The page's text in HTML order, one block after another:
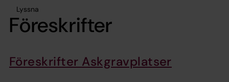
Lyssna
Föreskrifter
Föreskrifter Askgravplatser